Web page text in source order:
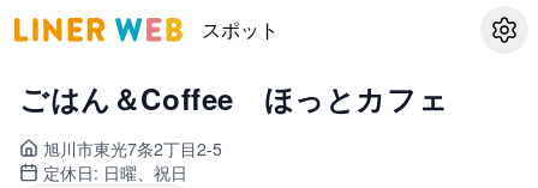
スポット 設定
ごはん＆Coffee ほっとカフェ
旭川市東光7条2丁目2-5
定休日: 日曜、祝日